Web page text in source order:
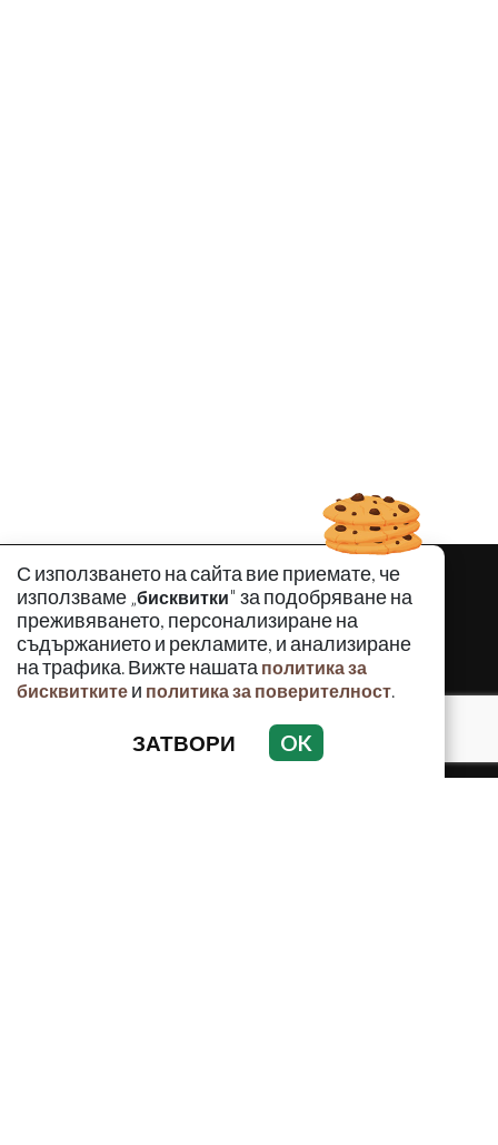
С използването на сайта вие приемате, че
използваме „бисквитки" за подобряване на
преживяването, персонализиране на
съдържанието и рекламите, и анализиране
на трафика. Вижте нашата политика за
бисквитките и политика за поверителност.
ЗАТВОРИ OK